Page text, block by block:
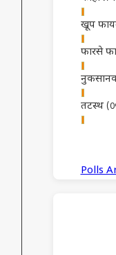
खूप
फारसे
तटस्थ
Polls